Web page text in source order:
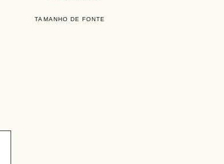
TAMANHO DE FONTE